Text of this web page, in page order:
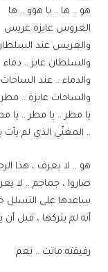
هو .. ها .. يا هوو .. ها
العروس عايزة عريس
والعريس عند
والسلطان عايز .. دماء
والدماء .. عند الساحات
والساحات عايزة .. مطر
يا مطر .. يا مطر .. يا
.. المغنّي الذي لم
هو .. لا يعرف ، هذا
صاروا ، جماجم .. لا
ساعدها على التسلل
أنه لم يتركها ، قبل
رفيقته ماتت .. نعم